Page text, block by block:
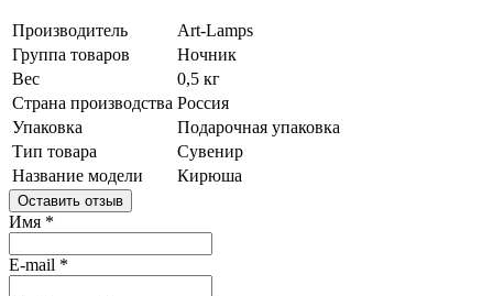
Производитель
Art-Lamps
Группа товаров
Ночник
Вес
0,5 кг
Страна производства Россия
Упаковка
Подарочная упаковка
Тип товара
Сувенир
Название модели
Кирюша
Оставить отзыв
Имя *
E-mail *